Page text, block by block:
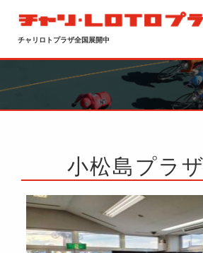
チャリロトプラザ全国展開中
小松島プラ